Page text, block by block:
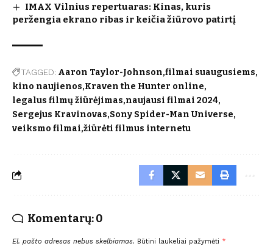
IMAX Vilnius repertuaras: Kinas, kuris
peržengia ekrano ribas ir keičia žiūrovo patirtį
TAGGED: Aaron Taylor-Johnson filmai suaugusiems
kino naujienos Kraven the Hunter online
legalus filmų žiūrėjimas naujausi filmai 2024
Sergejus Kravinovas Sony Spider-Man Universe
veiksmo filmai žiūrėti filmus internetu
Komentarų: 0
El. pašto adresas nebus skelbiamas. Būtini laukeliai pažymėti *